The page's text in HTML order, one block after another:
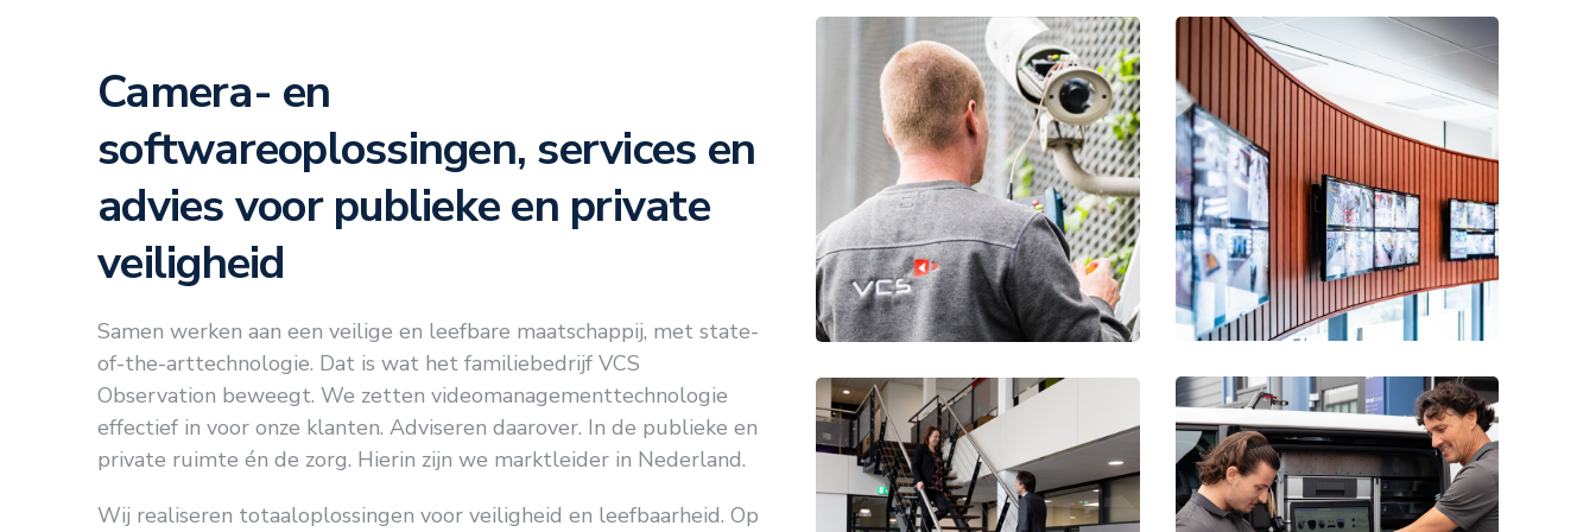
Camera- en
softwareoplossingen, services en
advies voor publieke en private
veiligheid
Samen werken aan een veilige en leefbare maatschappij, met state-
of-the-arttechnologie. Dat is wat het familiebedrijf VCS
Observation beweegt. We zetten videomanagementtechnologie
effectief in voor onze klanten. Adviseren daarover. In de publieke en
private ruimte én de zorg. Hierin zijn we marktleider in Nederland.
Wij realiseren totaaloplossingen voor veiligheid en leefbaarheid. Op